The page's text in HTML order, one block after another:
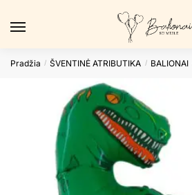
Pradžia / ŠVENTINĖ ATRIBUTIKA / BALIONAI